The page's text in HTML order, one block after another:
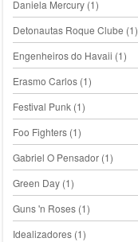
Daniela Mercury(1)
Detonautas Roque Clube (1)
Engenheiros do Havaii (1)
Erasmo Carlos(1)
Festival Punk(1)
Foo Fighters(1)
Gabriel O Pensador(1)
Green Day(1)
Guns 'n Roses(1)
Idealizadores(1)